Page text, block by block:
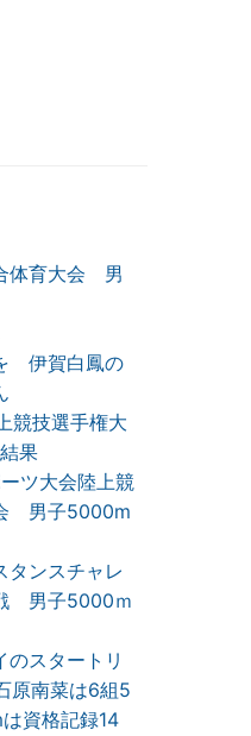
体育大会 男
伊賀白鳳の
競技選手権大
果
ツ大会陸上競
男子5000m
タンスチャレ
男子5000ｍ
のスタートリ
原南菜は6組5
資格記録14